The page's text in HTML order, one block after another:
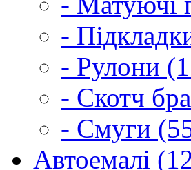
-
- Рулони
- Скотч
- Смуги
Автоемалі